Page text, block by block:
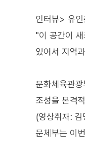
인터뷰> 유
"이 공간이
있어서 지역
문화체육관
조성을 본격
(영상취재:
문체부는 이